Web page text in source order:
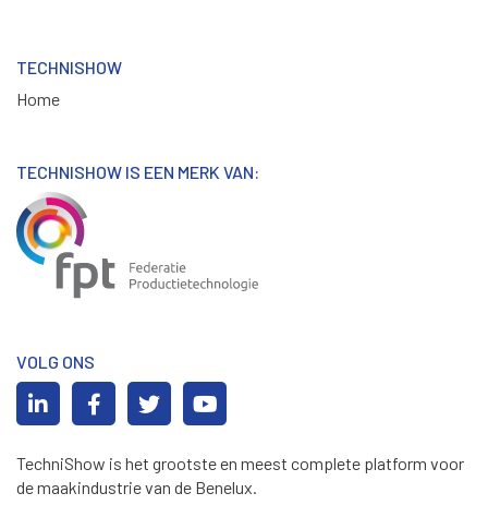
TECHNISHOW
Home
TECHNISHOW IS EEN MERK VAN:
VOLG ONS
TechniShow is het grootste en meest complete platform voor
de maakindustrie van de Benelux.